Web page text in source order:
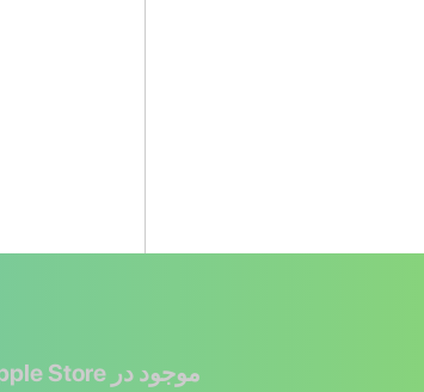
موجود در Apple Store یا Google Play